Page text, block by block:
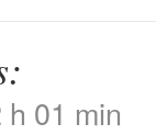
01 min